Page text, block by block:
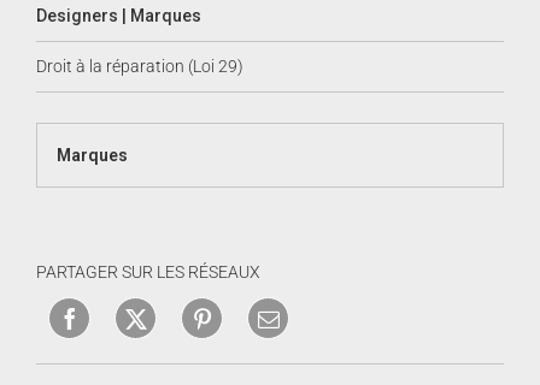
Designers | Marques
Droit à la réparation (Loi 29)
Marques
PARTAGER SUR LES RÉSEAUX